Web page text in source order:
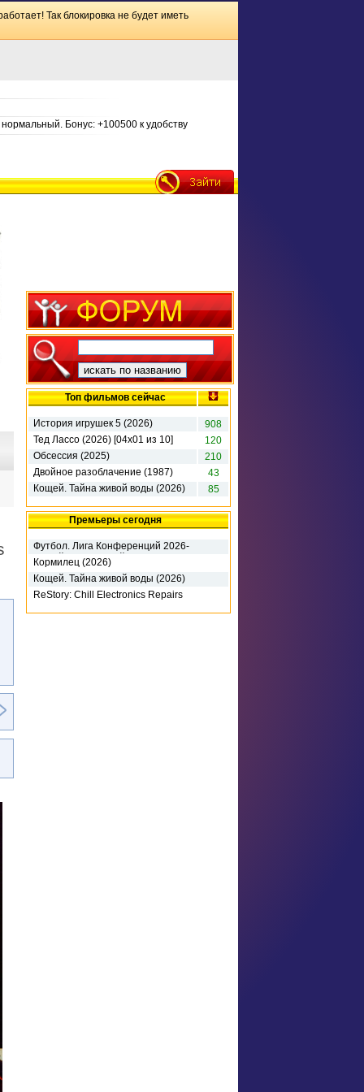
Так блокировка не будет иметь
Бонус: +100500 к удобству
Топ фильмов сейчас
История игрушек 5 (2026)
908
Тед Лассо (2026) [04х01 из 10]
120
Обсессия (2025)
210
Двойное разоблачение (1987)
43
Кощей. Тайна живой воды (2026)
85
Премьеры сегодня
Футбол. Лига Конференций 2026-
27. 3-й кв раунд. 1-й матч. Динамо
К (2026)
Кормилец (2026)
Кощей. Тайна живой воды (2026)
ReStory: Chill Electronics Repairs